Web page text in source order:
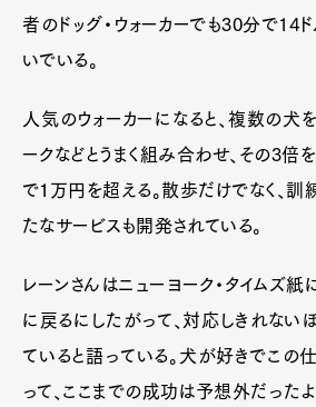
者のドッグ・ウォーカーでも30分で14
いでいる。
人気のウォーカーになると、複数の犬
ークなどとうまく組み合わせ、その3倍
で1万円を超える。散歩だけでなく、訓
たなサービスも開発されている。
レーンさんはニューヨーク・タイムズ紙
に戻るにしたがって、対応しきれない
ていると語っている。犬が好きでこの
って、ここまでの成功は予想外だったよ